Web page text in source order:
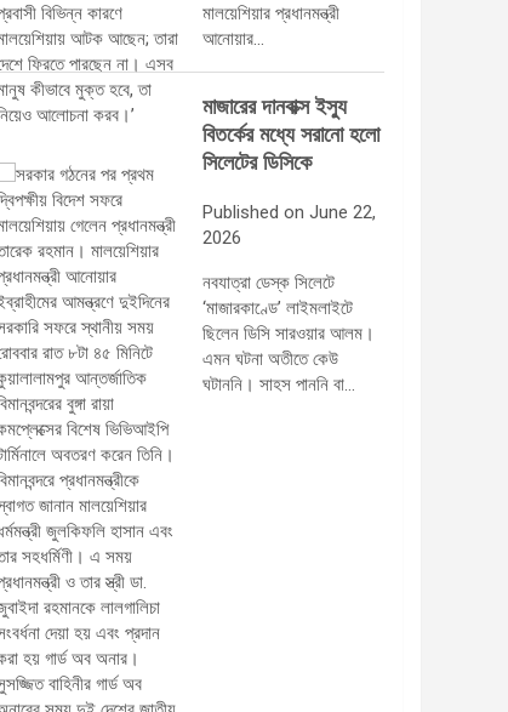
মালয়েশিয়ার প্রধানমন্ত্রী
আনোয়ার…
মাজারের দানবাক্স ইস্যু
বিতর্কের মধ্যে সরানো হলো
সিলেটের ডিসিকে
Published on June 22,
2026
নবযাত্রা ডেস্ক সিলেটে
‘মাজারকাণ্ডে’ লাইমলাইটে
ছিলেন ডিসি সারওয়ার আলম।
এমন ঘটনা অতীতে কেউ
ঘটাননি। সাহস পাননি বা…